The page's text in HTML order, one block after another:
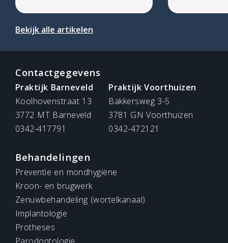
Bekijk alle artikelen
Contactgegevens
Praktijk Barneveld
Koolhovenstraat 13
3772 MT Barneveld
0342-417791
Praktijk Voorthuizen
Bakkersweg 3-5
3781 GN Voorthuizen
0342-472121
Behandelingen
Preventie en mondhygiëne
Kroon- en brugwerk
Zenuwbehandeling (wortelkanaal)
Implantologie
Protheses